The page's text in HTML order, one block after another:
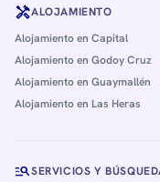
handymanALOJAMIENTO
Alojamiento en Capital
Alojamiento en Godoy Cruz
Alojamiento en Guaymallén
Alojamiento en Las Heras
manage_searchSERVICIOS Y